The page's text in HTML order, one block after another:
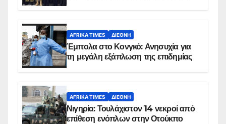
AFRIKA TIMES ΔΙΕΘΝΉ
Έμπολα στο Κονγκό: Ανησυχία για
τη μεγάλη εξάπλωση της επιδημίας
AFRIKA TIMES ΔΙΕΘΝΉ
Νιγηρία: Τουλάχιστον 14 νεκροί από
επίθεση ενόπλων στην Οτούκπο